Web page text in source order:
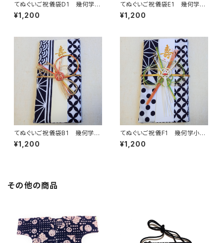
てぬぐいご祝儀袋D1 幾何学小
紋柄 注染 本染め 縁起
柄 伝統柄 結婚式 出産
¥1,200
てぬぐいご祝儀袋E1 幾何学小
紋柄 注染 本染め 縁起
柄 伝統柄 結婚式 出産
¥1,200
てぬぐいご祝儀袋B1 幾何学小
紋柄 注染 本染め 縁起
柄 伝統柄 結婚式 出産
¥1,200
てぬぐいご祝儀F1 幾何学小紋
柄 注染 本染め 縁起柄
伝統柄 結婚式 出産祝 入
¥1,200
その他の商品